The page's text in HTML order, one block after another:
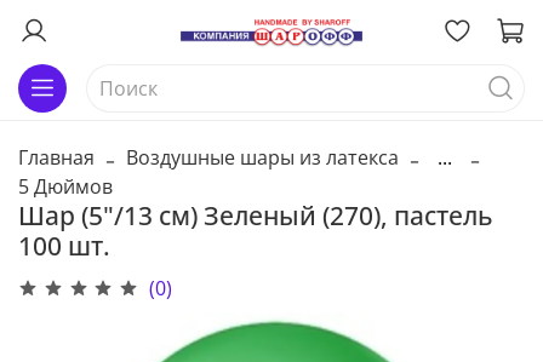
Главная Воздушные шары из латекса
...
5 Дюймов
Шар (5"/13 см) Зеленый (270), пастель
100 шт.
(0)